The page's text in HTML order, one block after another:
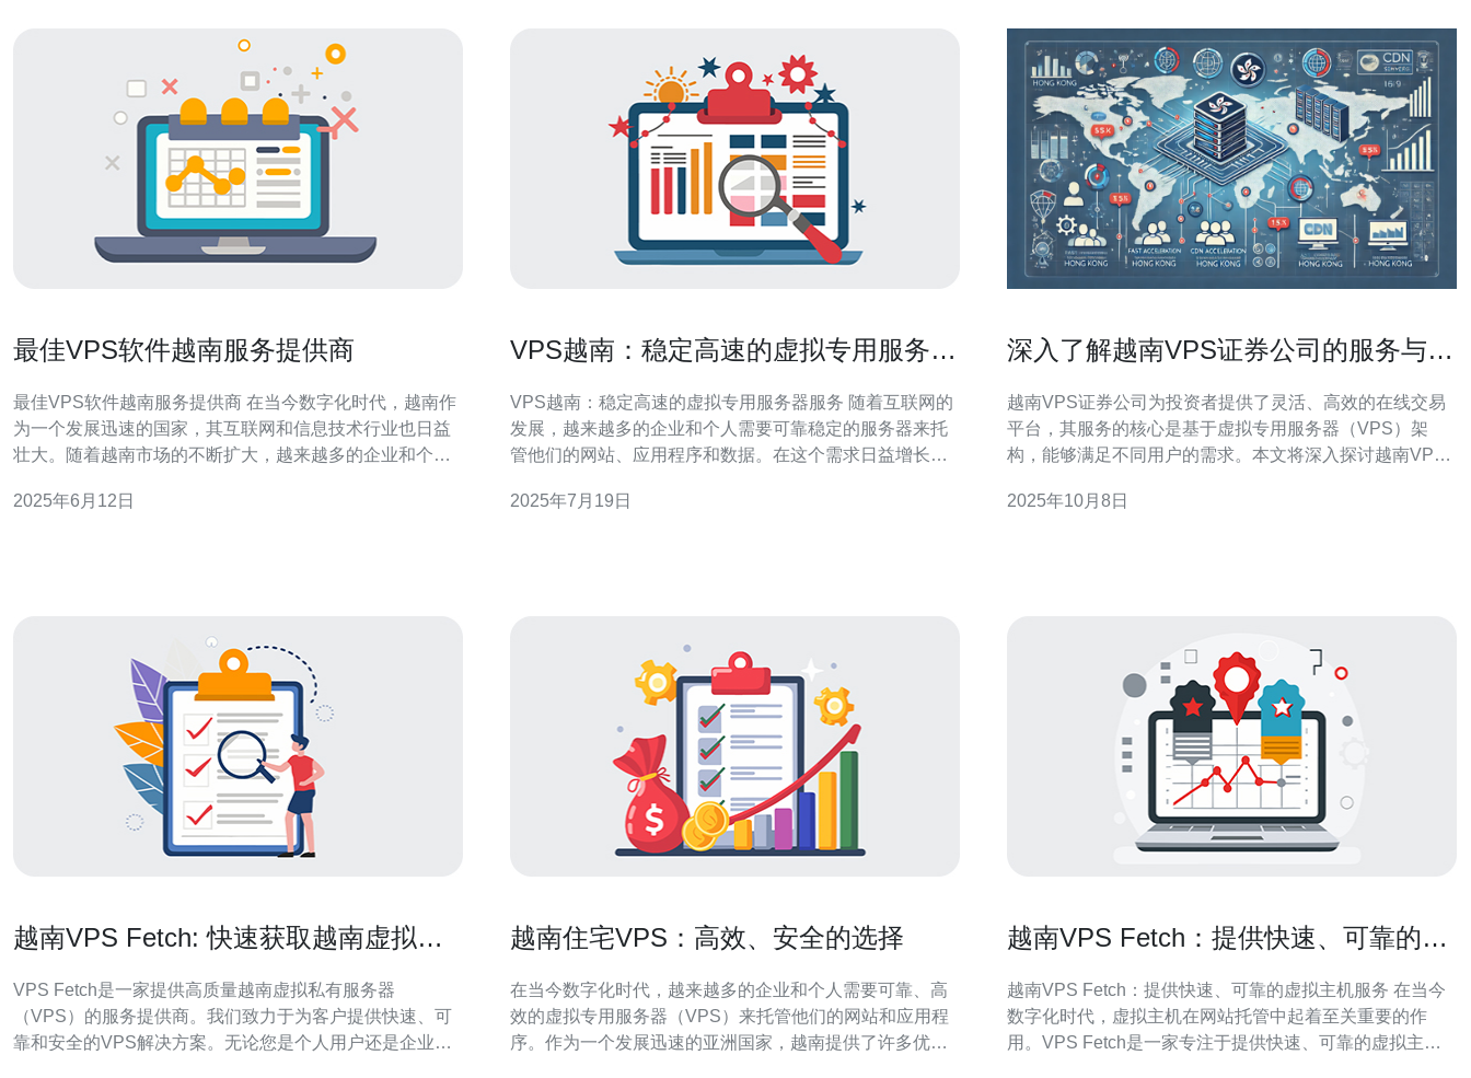
最佳VPS软件越南服务提供商
最佳VPS软件越南服务提供商 在当今数字化时代，越南作
为一个发展迅速的国家，其互联网和信息技术行业也日益
壮大。随着越南市场的不断扩大，越来越多的企业和个人
站、应用程序等在线业务。本文将介绍一些最佳的VPS软
2025年6月12日
VPS越南：稳定高速的虚拟专用服务器
VPS越南：稳定高速的虚拟专用服务器服务 随着互联网的
发展，越来越多的企业和个人需要可靠稳定的服务器来托
管他们的网站、应用程序和数据。在这个需求日益增长的
择。VPS越南作为一个稳定高速的虚拟专用服务器服务，
2025年7月19日
深入了解越南VPS证券公司的服务与特
越南VPS证券公司为投资者提供了灵活、高效的在线交易
平台，其服务的核心是基于虚拟专用服务器（VPS）架
构，能够满足不同用户的需求。本文将深入探讨越南VPS
势。 VPS，即虚拟专用服务器，是一种将物理服务器划分
2025年10月8日
越南VPS Fetch: 快速获取越南虚拟私
VPS Fetch是一家提供高质量越南虚拟私有服务器
（VPS）的服务提供商。我们致力于为客户提供快速、可
靠和安全的VPS解决方案。无论您是个人用户还是企业客
越南住宅VPS：高效、安全的选择
在当今数字化时代，越来越多的企业和个人需要可靠、高
效的虚拟专用服务器（VPS）来托管他们的网站和应用程
序。作为一个发展迅速的亚洲国家，越南提供了许多优质
越南VPS Fetch：提供快速、可靠的虚
越南VPS Fetch：提供快速、可靠的虚拟主机服务 在当今
数字化时代，虚拟主机在网站托管中起着至关重要的作
用。VPS Fetch是一家专注于提供快速、可靠的虚拟主机